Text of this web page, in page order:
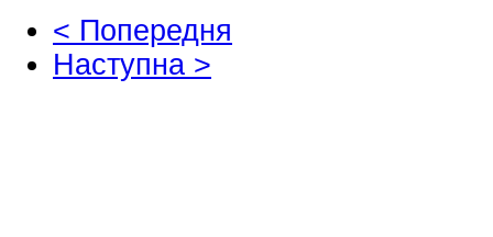
< Попередня
Наступна >